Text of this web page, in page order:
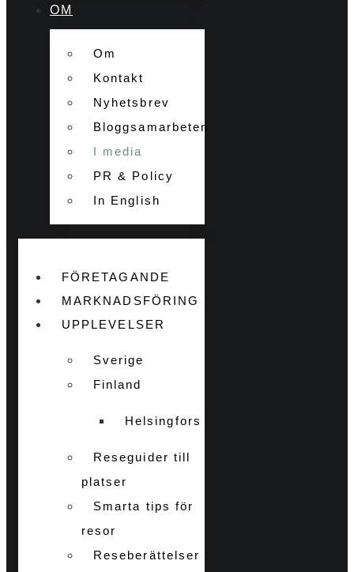
OM
Om
Kontakt
Nyhetsbrev
Bloggsamarbeten
I media
PR & Policy
In English
FÖRETAGANDE
MARKNADSFÖRING
UPPLEVELSER
Sverige
Finland
Helsingfors
Reseguider till
platser
Smarta tips för
resor
Reseberättelser